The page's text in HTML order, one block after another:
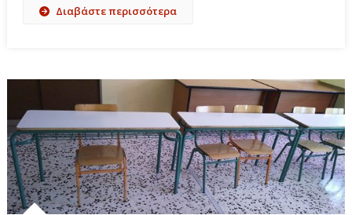
Διαβάστε περισσότερα